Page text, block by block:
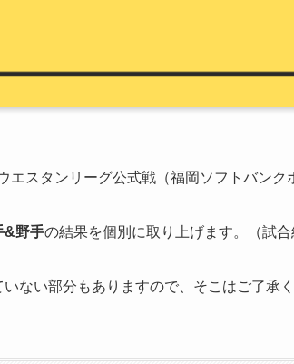
エスタンリーグ公式戦（福岡ソフトバン
&野手の結果を個別に取り上げます。（試
ない部分もありますので、そこはご了承く